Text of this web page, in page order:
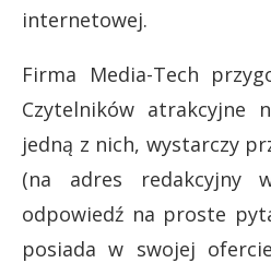
internetowej.
Firma Media-Tech
Czytelników atrakcyjne
jedną z nich, wystarczy
(na adres redakcyjny
odpowiedź na proste
posiada w swojej